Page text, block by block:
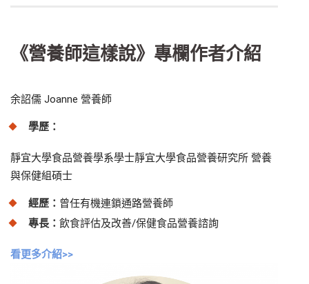
《營養師這樣說》專欄作者介紹
余詔儒 Joanne 營養師
學歷：
靜宜大學食品營養學系學士靜宜大學食品營養研究所 營養
與保健組碩士
經歷： 曾任有機連鎖通路營養師
專長： 飲食評估及改善/保健食品營養諮詢
看更多介紹>>